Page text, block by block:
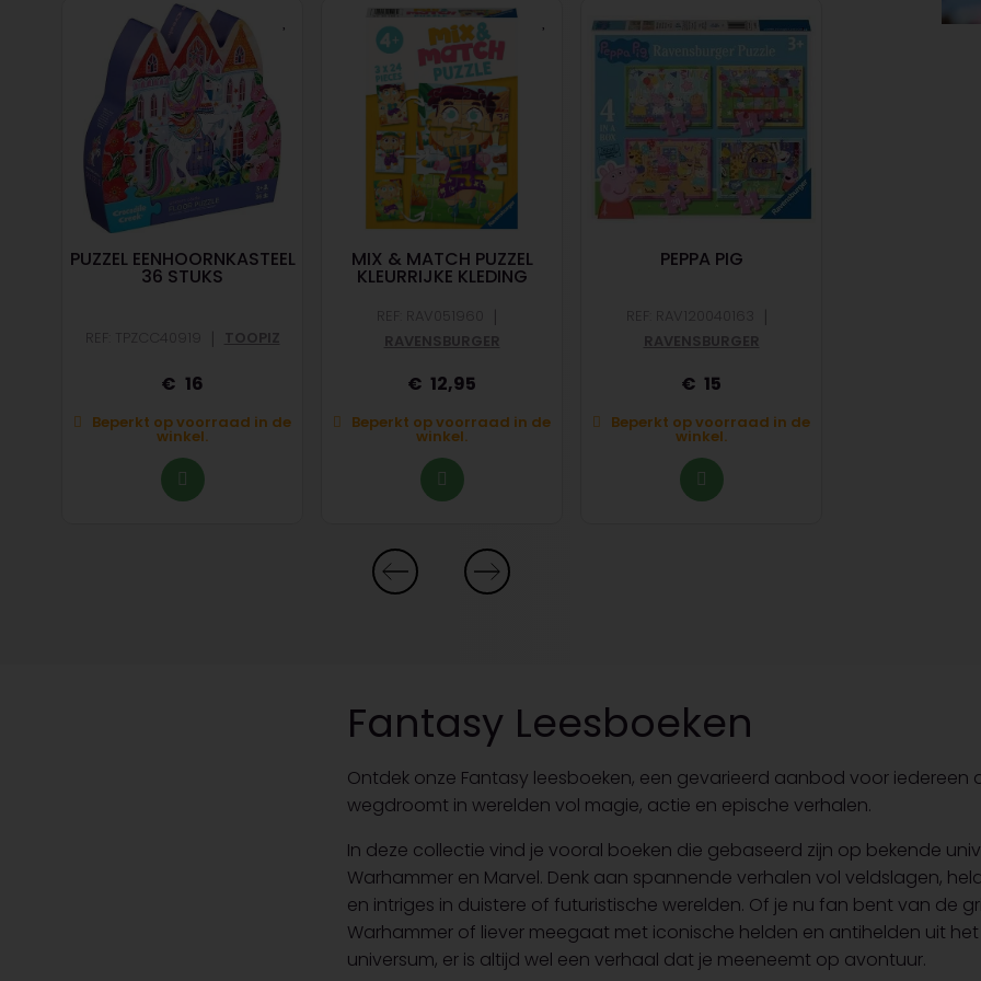
PUZZEL EENHOORNKASTEEL
36 STUKS
REF: TPZCC40919 | TOOPIZ
16
Beperkt op voorraad in de
winkel.
MIX & MATCH PUZZEL
KLEURRIJKE KLEDING
|
RAVENSBURGER
12,95
Beperkt op voorraad in de
winkel.
PEPPA PIG
REF: RAV120040163 |
RAVENSBURGER
15
Beperkt op voorraad in de
winkel.
Fantasy Leesboeken
Ontdek onze Fantasy leesboeken, een gevarieerd aanbod voor iedereen
wegdroomt in werelden vol magie, actie en epische verhalen.
In deze collectie vind je vooral boeken die gebaseerd zijn op bekende
Warhammer en Marvel. Denk aan spannende verhalen vol veldslagen,
en intriges in duistere of futuristische werelden. Of je nu fan bent van de
Warhammer of liever meegaat met iconische helden en antihelden uit
universum, er is altijd wel een verhaal dat je meeneemt op avontuur.